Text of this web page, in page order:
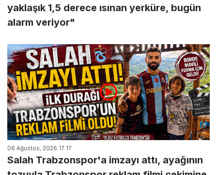
yaklaşık 1,5 derece ısınan yerküre, bugün
alarm veriyor"
06 Ağustos, 2026 17:17
Salah Trabzonspor'a imzayı attı, ayağının